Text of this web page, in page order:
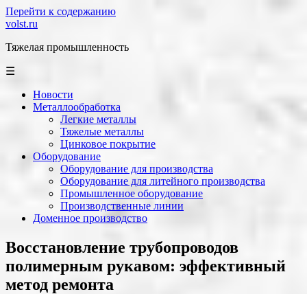
Перейти к содержанию
volst.ru
Тяжелая промышленность
☰
Новости
Металлообработка
Легкие металлы
Тяжелые металлы
Цинковое покрытие
Оборудование
Оборудование для производства
Оборудование для литейного производства
Промышленное оборудование
Производственные линии
Доменное производство
Восстановление трубопроводов
полимерным рукавом: эффективный
метод ремонта